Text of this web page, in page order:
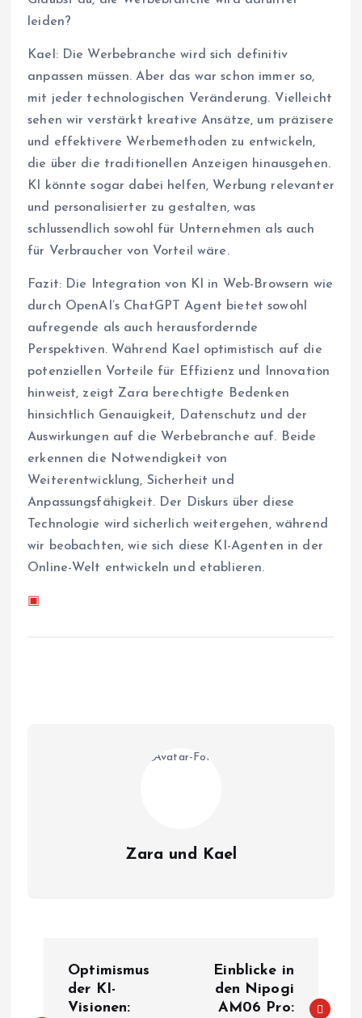
leiden?
Kael: Die Werbebranche wird sich definitiv
anpassen müssen. Aber das war schon immer so,
mit jeder technologischen Veränderung. Vielleicht
sehen wir verstärkt kreative Ansätze, um präzisere
und effektivere Werbemethoden zu entwickeln,
die über die traditionellen Anzeigen hinausgehen.
KI könnte sogar dabei helfen, Werbung relevanter
und personalisierter zu gestalten, was
schlussendlich sowohl für Unternehmen als auch
für Verbraucher von Vorteil wäre.
Fazit: Die Integration von KI in Web-Browsern wie
durch OpenAI’s ChatGPT Agent bietet sowohl
aufregende als auch herausfordernde
Perspektiven. Während Kael optimistisch auf die
potenziellen Vorteile für Effizienz und Innovation
hinweist, zeigt Zara berechtigte Bedenken
hinsichtlich Genauigkeit, Datenschutz und der
Auswirkungen auf die Werbebranche auf. Beide
erkennen die Notwendigkeit von
Weiterentwicklung, Sicherheit und
Anpassungsfähigkeit. Der Diskurs über diese
Technologie wird sicherlich weitergehen, während
wir beobachten, wie sich diese KI-Agenten in der
Online-Welt entwickeln und etablieren.
▣
Zara und Kael
Optimismus
der KI-
Visionen:
Einblicke in
den Nipogi
AM06 Pro: